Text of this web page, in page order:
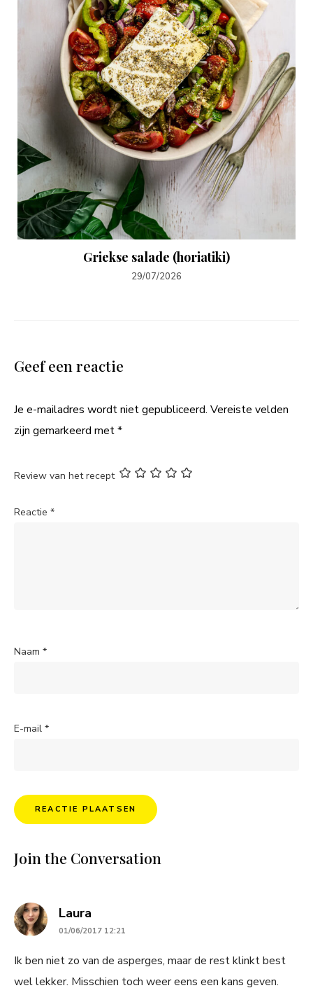
Griekse salade (horiatiki)
29/07/2026
Geef een reactie
Je e-mailadres wordt niet gepubliceerd. Vereiste velden
zijn gemarkeerd met*
Review van het recept
Reactie *
Naam *
E-mail *
Join the Conversation
Laura
01/06/2017 12:21
Ik ben niet zo van de asperges, maar de rest klinkt best
wel lekker. Misschien toch weer eens een kans geven.